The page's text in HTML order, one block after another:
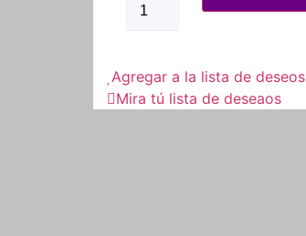
Agregar a la lista de deseos
Mira tú lista de deseaos